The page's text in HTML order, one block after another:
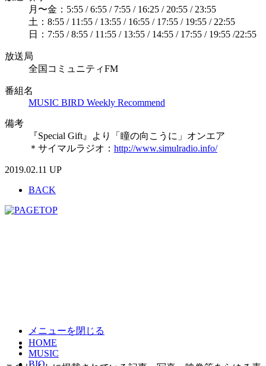
月〜金：5:55 / 6:55 / 7:55 / 16:25 / 20:55 / 23:55
土：8:55 / 11:55 / 13:55 / 16:55 / 17:55 / 19:55 / 22:55
日：7:55 / 8:55 / 11:55 / 13:55 / 14:55 / 17:55 / 19:55 /22:55
放送局
全国コミュニティFM
番組名
MUSIC BIRD Weekly Recommend
備考
『Special Gift』より「瞳の向こうに」オンエア
＊サイマルラジオ： http://www.simulradio.info/
2019.02.11 UP
BACK
メニューを閉じる
HOME
MUSIC